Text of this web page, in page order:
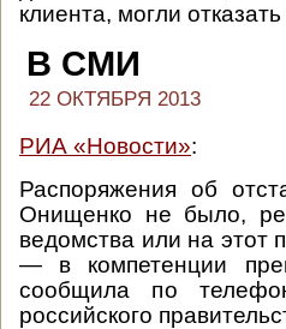
клиента, могли
В СМИ
22 ОКТЯБРЯ 2013
РИА «Новости»:
Распоряжения об
Онищенко не было,
ведомства или на этот
— в компетенции
сообщила по
российского